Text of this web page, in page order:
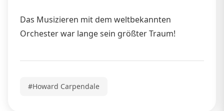
Das Musizieren mit dem weltbekannten
Orchester war lange sein größter Traum!
#Howard Carpendale